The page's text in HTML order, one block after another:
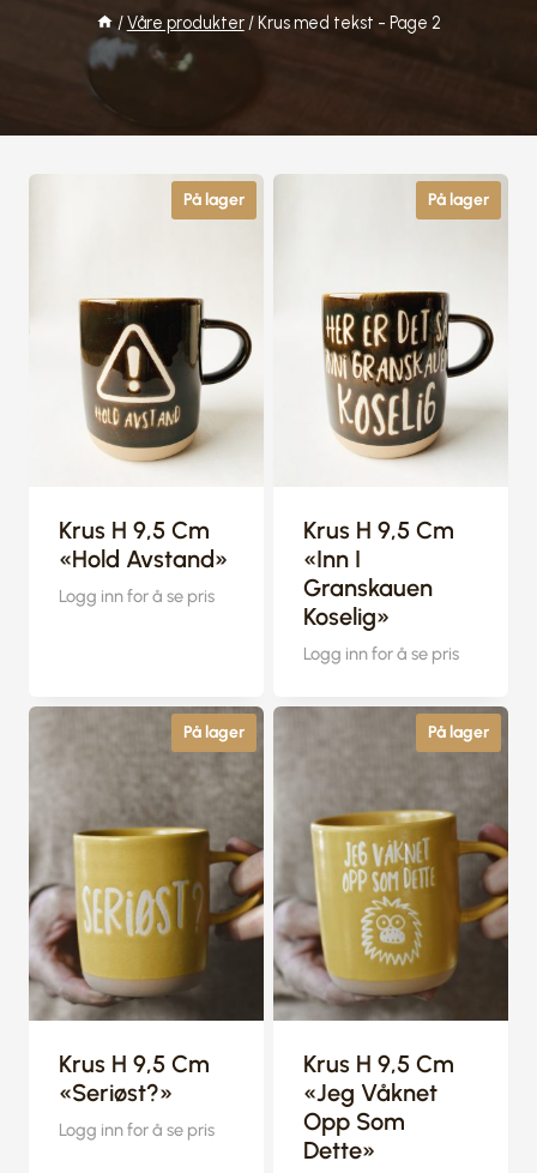
/Våre produkter /Krus med tekst - Page 2
På lager
Krus H 9,5 Cm
«Hold Avstand»
Logg inn for å se pris
På lager
Krus H 9,5 Cm
«Inn I
Granskauen
Koselig»
Logg inn for å se pris
På lager
Krus H 9,5 Cm
«Seriøst?»
Logg inn for å se pris
På lager
Krus H 9,5 Cm
«Jeg Våknet
Opp Som
Dette»